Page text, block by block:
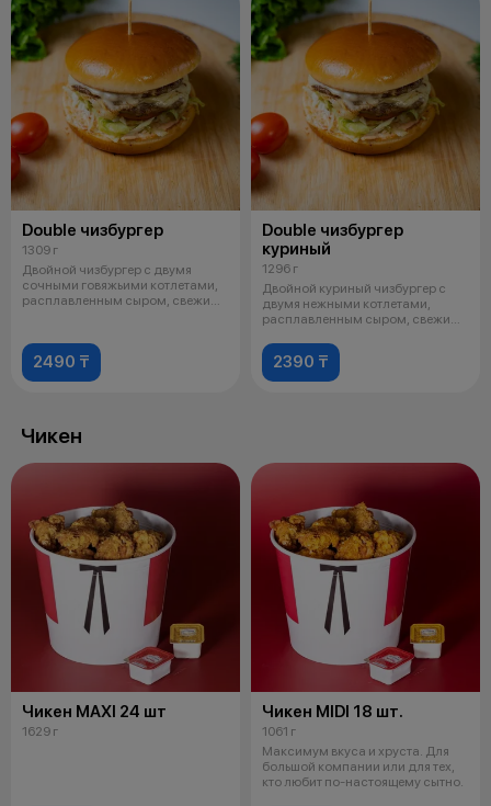
Double чизбургер
1309 г
Двойной чизбургер с двумя
сочными говяжьими котлетами,
расплавленным сыром, свежими
2490 ₸
Double чизбургер
куриный
1296 г
Двойной куриный чизбургер с
двумя нежными котлетами,
расплавленным сыром, свежими
2390 ₸
Чикен
Чикен MAXI 24 шт
1629 г
Чикен MIDI 18 шт.
1061 г
Максимум вкуса и хруста. Для
большой компании или для тех,
кто любит по-настоящему сытно.